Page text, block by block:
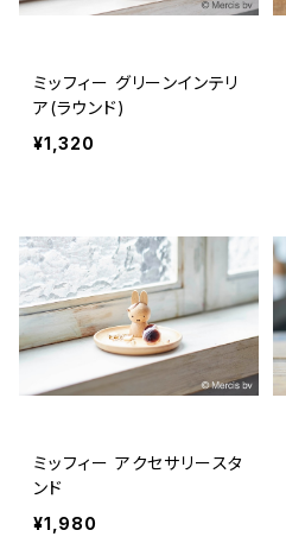
ミッフィー グリーンインテリ
ア(ラウンド)
¥1,320
ミッフィー アクセサリースタ
ンド
¥1,980